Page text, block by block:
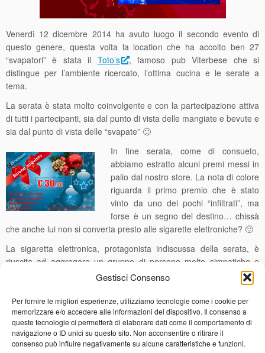
Gestisci Consenso
Per fornire le migliori esperienze, utilizziamo tecnologie come i cookie per
memorizzare e/o accedere alle informazioni del dispositivo. Il consenso a
queste tecnologie ci permetterà di elaborare dati come il comportamento di
navigazione o ID unici su questo sito. Non acconsentire o ritirare il
consenso può influire negativamente su alcune caratteristiche e funzioni.
Venerdì 12 dicembre 2014 ha avuto luogo il secondo evento di
questo genere, questa volta la location che ha accolto ben 27
“svapatori” è stata il Toto’s
, famoso pub Viterbese che si
distingue per l’ambiente ricercato, l’ottima cucina e le serate a
tema.
La serata è stata molto coinvolgente e con la partecipazione attiva
di tutti i partecipanti, sia dal punto di vista delle mangiate e bevute e
sia dal punto di vista delle “svapate” 🙂
In fine serata, come di consueto,
abbiamo estratto alcuni premi messi in
palio dal nostro store. La nota di colore
riguarda il primo premio che è stato
vinto da uno dei pochi “infiltrati”, ma
forse è un segno del destino… chissà
che anche lui non si converta presto alle sigarette elettroniche? 🙂
La sigaretta elettronica, protagonista indiscussa della serata, è
riuscita ad aggregare un gruppo di persone molto simpatiche e
cordiali che sicuramente non mancheranno ai prossimi
Un grazie di cuore a tutti, buone feste e…. arrivederci presto
😉
Navigazione articoli
←Anche nella Tuscia arriva la svapo-pizza.